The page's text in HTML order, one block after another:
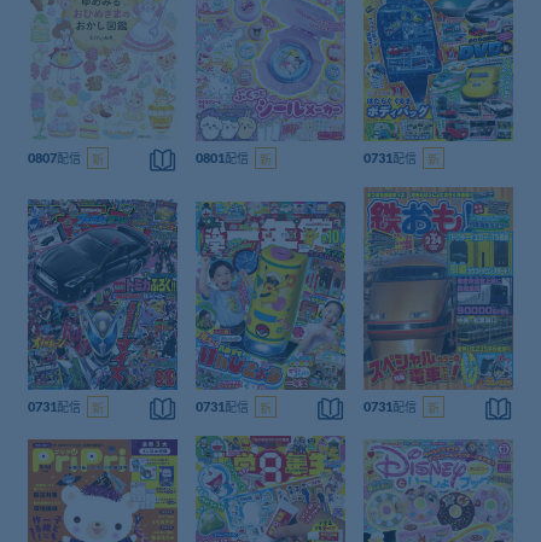
0807配信 新
こ
の
雑
誌
読
む
バッ
クナ
ー
0801配信 新
こ
の
雑
誌
は
め
ま
せ
ん
バッ
クナ
ー
0731配信 新
こ
の
雑
誌
は
め
ま
せ
ん
バッ
クナ
ー
0731配信 新
こ
の
雑
誌
を
読
む
バッ
クナ
ー
0731配信 新
こ
の
雑
誌
を
読
む
バッ
クナ
ー
0731配信 新
こ
の
雑
誌
を
読
む
バッ
クナ
ー